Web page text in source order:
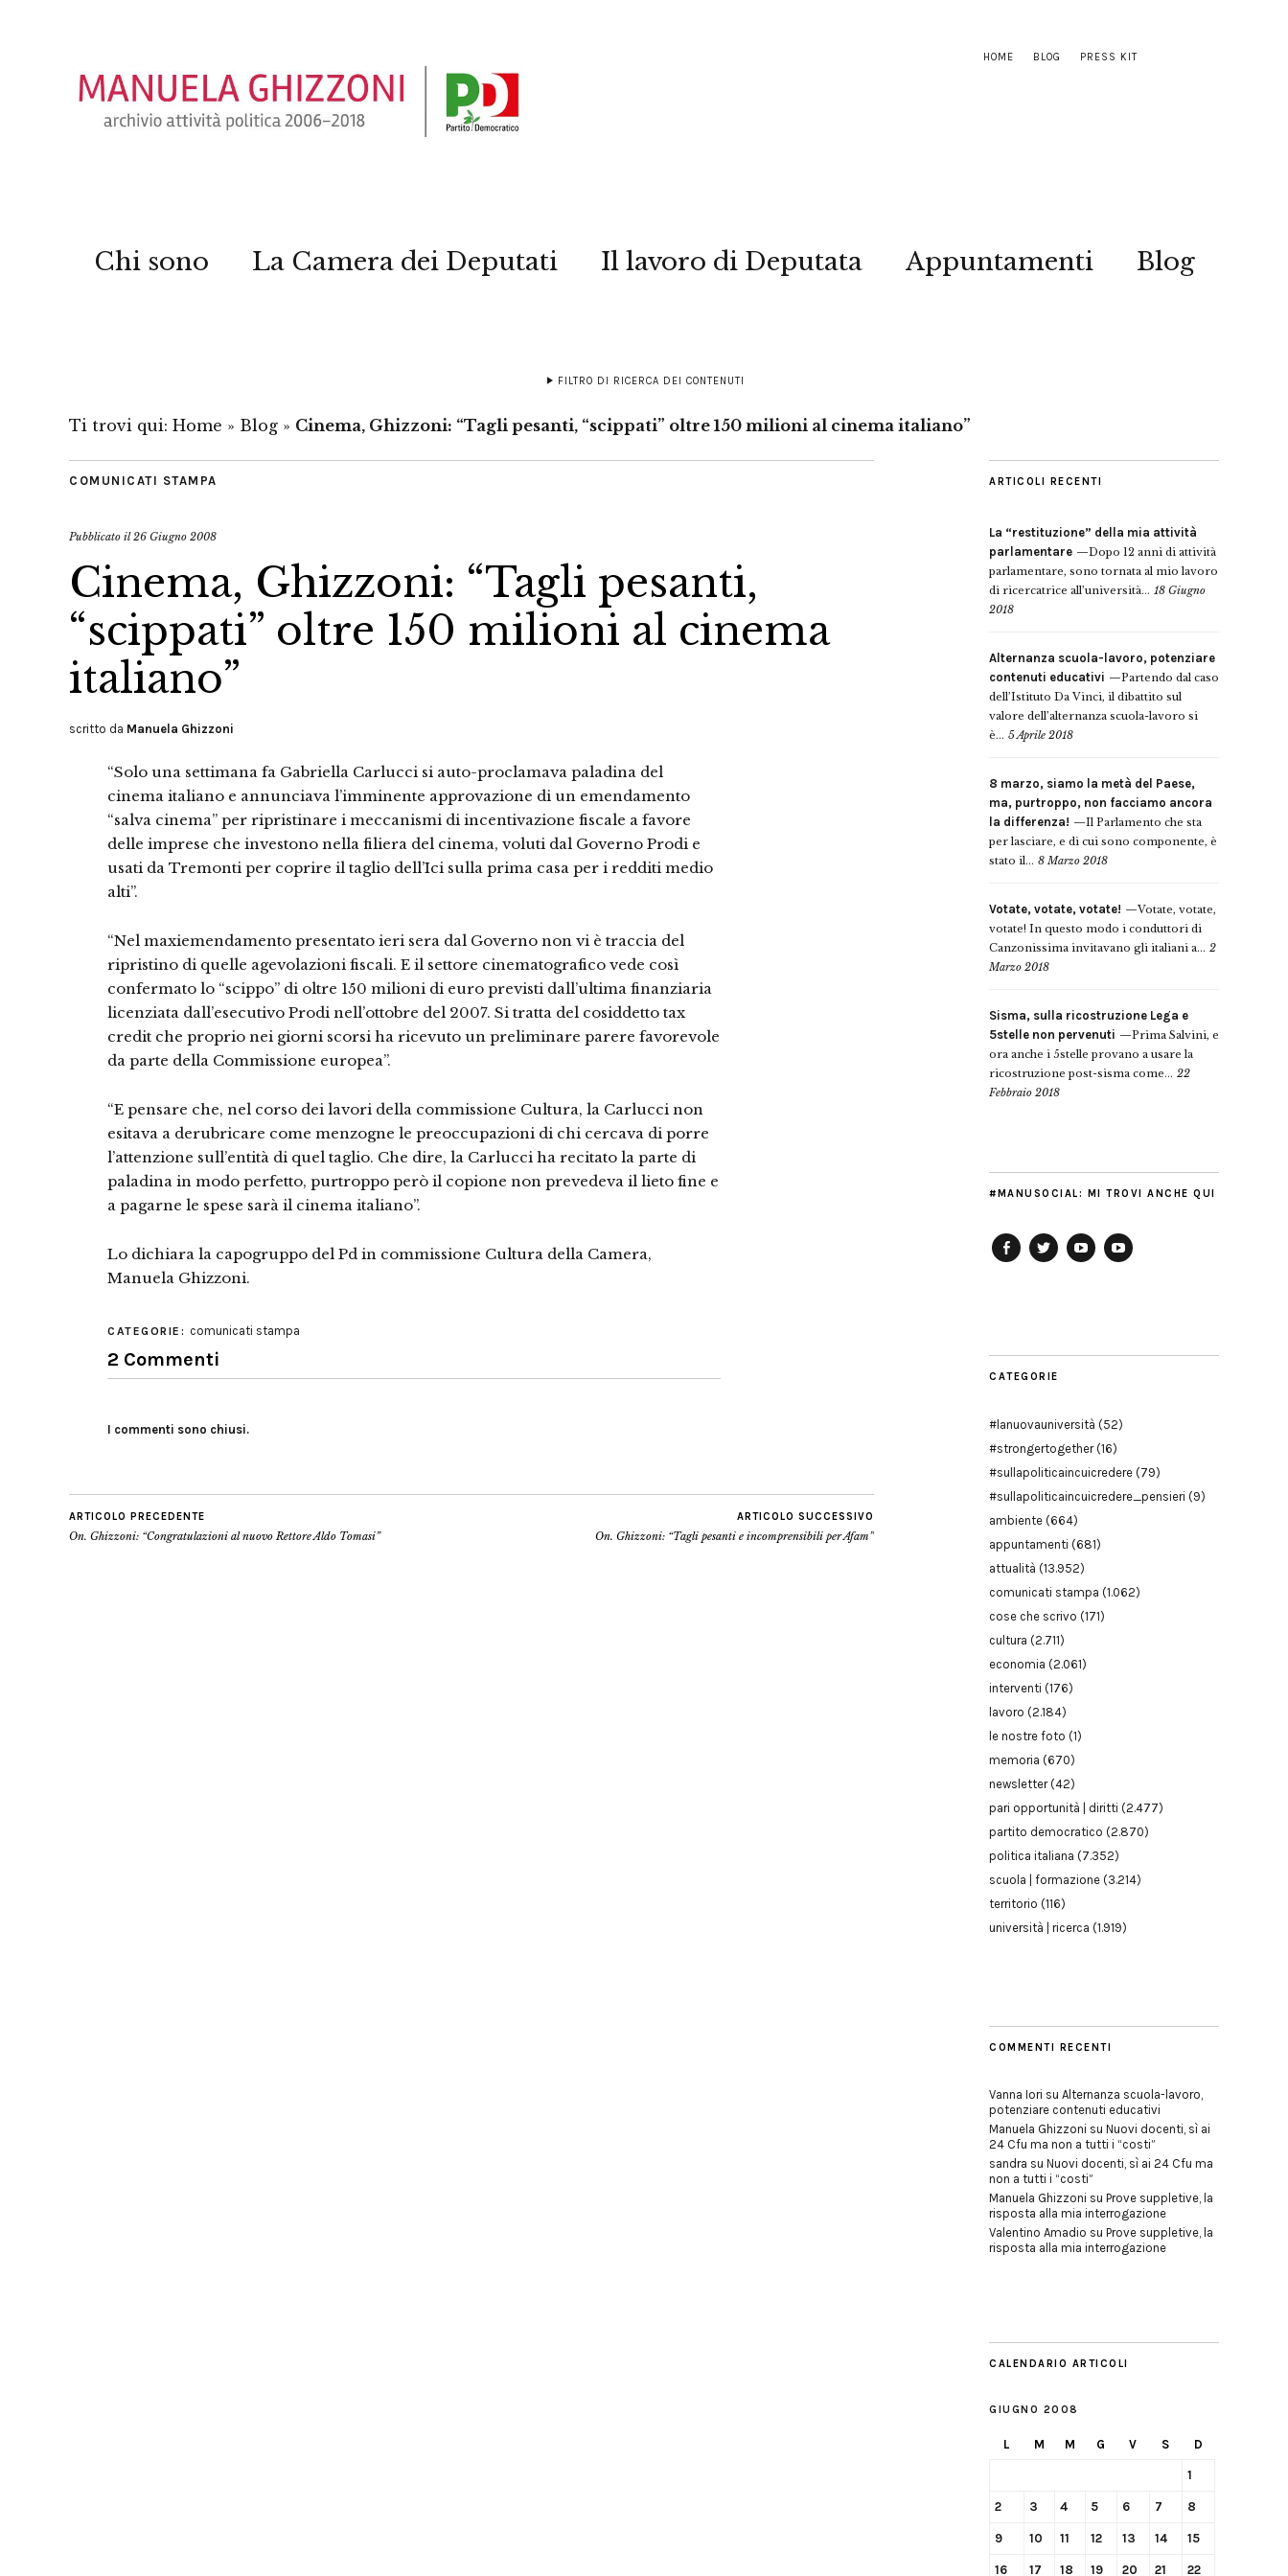
HOME BLOG PRESS KIT
Chi sono La Camera dei Deputati Il lavoro di Deputata Appuntamenti Blog
FILTRO DI RICERCA DEI CONTENUTI
Ti trovi qui: Home » Blog » Cinema, Ghizzoni: “Tagli pesanti, “scippati” oltre 150 milioni al cinema italiano”
COMUNICATI STAMPA
Pubblicato il26 Giugno 2008
Cinema, Ghizzoni: “Tagli pesanti,
“scippati” oltre 150 milioni al cinema
italiano”
scritto da Manuela Ghizzoni
“Solo una settimana fa Gabriella Carlucci si auto-proclamava paladina del
cinema italiano e annunciava l’imminente approvazione di un emendamento
“salva cinema” per ripristinare i meccanismi di incentivazione fiscale a favore
delle imprese che investono nella filiera del cinema, voluti dal Governo Prodi e
usati da Tremonti per coprire il taglio dell’Ici sulla prima casa per i redditi medio
alti”.
“Nel maxiemendamento presentato ieri sera dal Governo non vi è traccia del
ripristino di quelle agevolazioni fiscali. E il settore cinematografico vede così
confermato lo “scippo” di oltre 150 milioni di euro previsti dall’ultima finanziaria
licenziata dall’esecutivo Prodi nell’ottobre del 2007. Si tratta del cosiddetto tax
credit che proprio nei giorni scorsi ha ricevuto un preliminare parere favorevole
da parte della Commissione europea”.
“E pensare che, nel corso dei lavori della commissione Cultura, la Carlucci non
esitava a derubricare come menzogne le preoccupazioni di chi cercava di porre
l’attenzione sull’entità di quel taglio. Che dire, la Carlucci ha recitato la parte di
paladina in modo perfetto, purtroppo però il copione non prevedeva il lieto fine e
a pagarne le spese sarà il cinema italiano”.
Lo dichiara la capogruppo del Pd in commissione Cultura della Camera,
Manuela Ghizzoni.
CATEGORIE: comunicati stampa
2 Commenti
I commenti sono chiusi.
ARTICOLO PRECEDENTE
On. Ghizzoni: “Congratulazioni al nuovo Rettore Aldo Tomasi”
ARTICOLO SUCCESSIVO
On. Ghizzoni: “Tagli pesanti e incomprensibili per Afam”
ARTICOLI RECENTI
La “restituzione” della mia attività
parlamentare
Dopo 12 anni di attività
parlamentare, sono tornata al mio lavoro
di ricercatrice all’università... 18 Giugno
2018
Alternanza scuola-lavoro, potenziare
contenuti educativi
Partendo dal caso
dell’Istituto Da Vinci, il dibattito sul
valore dell’alternanza scuola-lavoro si
è... 5 Aprile 2018
8 marzo, siamo la metà del Paese,
ma, purtroppo, non facciamo ancora
la differenza!
Il Parlamento che sta
per lasciare, e di cui sono componente, è
stato il... 8 Marzo 2018
Votate, votate, votate!
Votate, votate,
votate! In questo modo i conduttori di
Canzonissima invitavano gli italiani a... 2
Marzo 2018
Sisma, sulla ricostruzione Lega e
5stelle non pervenuti
Prima Salvini, e
ora anche i 5stelle provano a usare la
ricostruzione post-sisma come... 22
Febbraio 2018
#MANUSOCIAL: MI TROVI ANCHE QUI
CATEGORIE
#lanuovauniversità (52)
#strongertogether(16)
#sullapoliticaincuicredere (79)
#sullapoliticaincuicredere_pensieri (9)
ambiente (664)
appuntamenti (681)
attualità (13.952)
comunicati stampa (1.062)
cose che scrivo (171)
cultura (2.711)
economia (2.061)
interventi (176)
lavoro (2.184)
le nostre foto (1)
memoria (670)
newsletter(42)
pari opportunità | diritti (2.477)
partito democratico (2.870)
politica italiana (7.352)
scuola | formazione (3.214)
territorio (116)
università | ricerca (1.919)
COMMENTI RECENTI
Vanna Iori su Alternanza scuola-lavoro,
potenziare contenuti educativi
Manuela Ghizzoni su Nuovi docenti, sì ai
24 Cfu ma non a tutti i “costi”
sandra su Nuovi docenti, sì ai 24 Cfu ma
non a tutti i “costi”
Manuela Ghizzoni su Prove suppletive, la
risposta alla mia interrogazione
Valentino Amadio su Prove suppletive, la
risposta alla mia interrogazione
CALENDARIO ARTICOLI
GIUGNO 2008
L M M G V S D
1
2 3 4 5 6 7 8
9 10 11 12 13 14 15
16 17 18 19 20 21 22